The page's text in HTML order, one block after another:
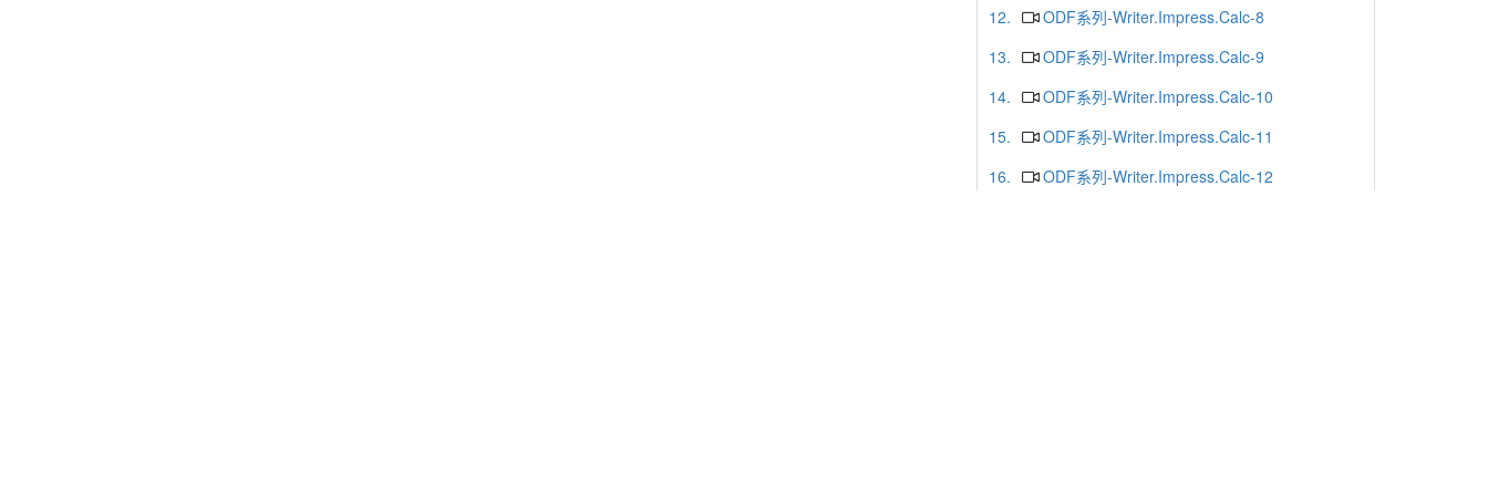
12.
ODF系列-Writer.Impress.Calc-8
13.
ODF系列-Writer.Impress.Calc-9
14.
ODF系列-Writer.Impress.Calc-10
15.
ODF系列-Writer.Impress.Calc-11
16.
ODF系列-Writer.Impress.Calc-12